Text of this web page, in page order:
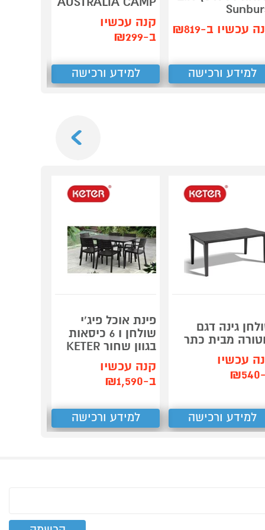
עכשיו ב-₪819
למידע ורכישה
קנה עכשיו
ב-₪299
למידע ורכישה
גינה דגם
מבית כתר
עכשיו
למידע ורכישה
פינת אוכל פיג'י
שולחן ו 6 כיסאות
בגוון שחור KETER
קנה עכשיו
ב-₪1,590
למידע ורכישה